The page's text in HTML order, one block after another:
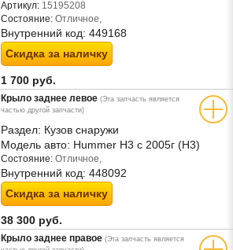
Артикул: 15195208
Состояние: Отличное,
Внутренний код: 449168
Скидка за наличку
1 700 руб.
Крыло заднее левое (Эта запчасть является
частью другой запчасти)
Раздел: Кузов снаружи
Модель авто: Hummer H3 с 2005г (Н3)
Состояние: Отличное,
Внутренний код: 448092
Скидка за наличку
38 300 руб.
Крыло заднее правое (Эта запчасть является